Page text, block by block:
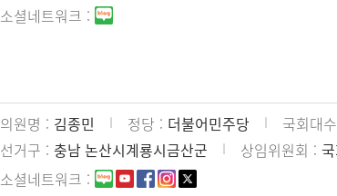
소셜네트워크
의원명 김종민 정당 더불어민주당 국회대수
선거구
충남 논산시계룡시금산군 상임위원회
소셜네트워크